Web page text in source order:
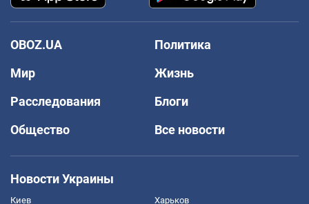
OBOZ.UA
Политика
Мир
Жизнь
Расследования
Блоги
Общество
Все новости
Новости Украины
Киев Харьков